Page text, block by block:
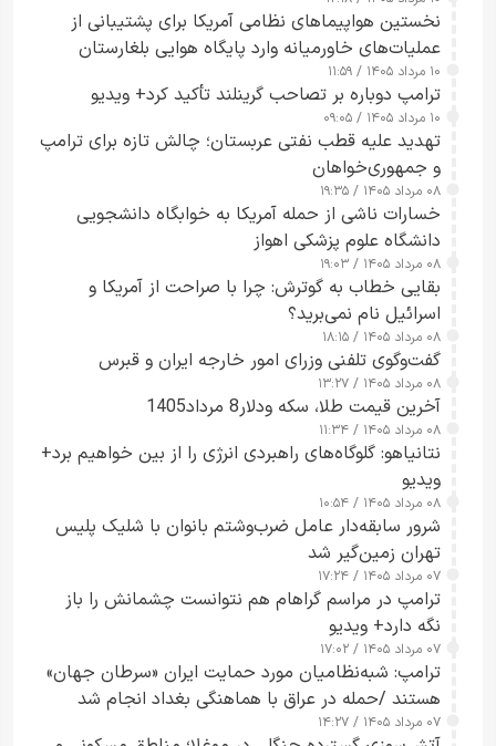
نخستین هواپیماهای نظامی آمریکا برای پشتیبانی از
عملیات‌های خاورمیانه وارد پایگاه هوایی بلغارستان
شدند
۱۰ مرداد ۱۴۰۵ / ۱۱:۵۹
ترامپ دوباره بر تصاحب گرینلند تأکید کرد+ ویدیو
۱۰ مرداد ۱۴۰۵ / ۰۹:۰۵
تهدید علیه قطب نفتی عربستان؛ چالش تازه برای ترامپ
و جمهوری‌خواهان
۰۸ مرداد ۱۴۰۵ / ۱۹:۳۵
خسارات ناشی از حمله آمریکا به خوابگاه دانشجویی
دانشگاه علوم پزشکی اهواز
۰۸ مرداد ۱۴۰۵ / ۱۹:۰۳
بقایی خطاب به گوترش: چرا با صراحت از آمریکا و
اسرائیل نام نمی‌برید؟
۰۸ مرداد ۱۴۰۵ / ۱۸:۱۵
گفت‌وگوی تلفنی وزرای امور خارجه ایران و قبرس
۰۸ مرداد ۱۴۰۵ / ۱۳:۲۷
آخرین قیمت طلا، سکه ودلار8 مرداد1405
۰۸ مرداد ۱۴۰۵ / ۱۱:۳۴
نتانیاهو: گلوگاه‌های راهبردی انرژی را از بین خواهیم برد+
ویدیو
۰۸ مرداد ۱۴۰۵ / ۱۰:۵۴
شرور سابقه‌دار عامل ضرب‌وشتم بانوان با شلیک پلیس
تهران زمین‌گیر شد
۰۷ مرداد ۱۴۰۵ / ۱۷:۲۴
ترامپ در مراسم گراهام هم نتوانست چشمانش را باز
نگه دارد+ ویدیو
۰۷ مرداد ۱۴۰۵ / ۱۷:۰۲
ترامپ: شبه‌نظامیان مورد حمایت ایران «سرطان جهان»
هستند /حمله در عراق با هماهنگی بغداد انجام شد
۰۷ مرداد ۱۴۰۵ / ۱۴:۲۷